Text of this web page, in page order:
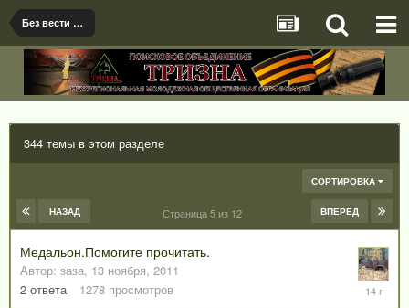
Без вести пропавшие и погибшие солдаты и офицеры Советской армии
344 темы в этом разделе
СОРТИРОВКА
НАЗАД ВПЕРЁД
Страница 5 из 12
Медальон.Помогите прочитать.
Автор: заза, 13 ноября, 2011
2 ответа 1278 просмотров
13